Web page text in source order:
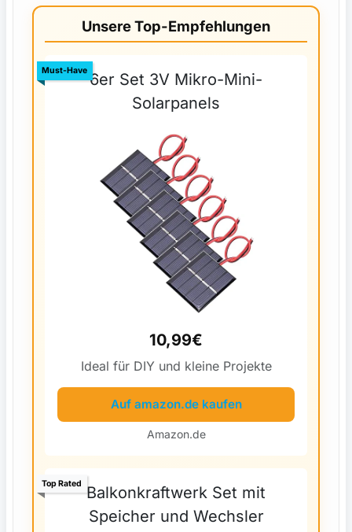
Unsere Top-Empfehlungen
6er Set 3V Mikro-Mini-
Solarpanels
Must-Have
10,99€
Ideal für DIY und kleine Projekte
Auf amazon.de kaufen
Amazon.de
Balkonkraftwerk Set mit
Speicher und Wechsler
Top Rated